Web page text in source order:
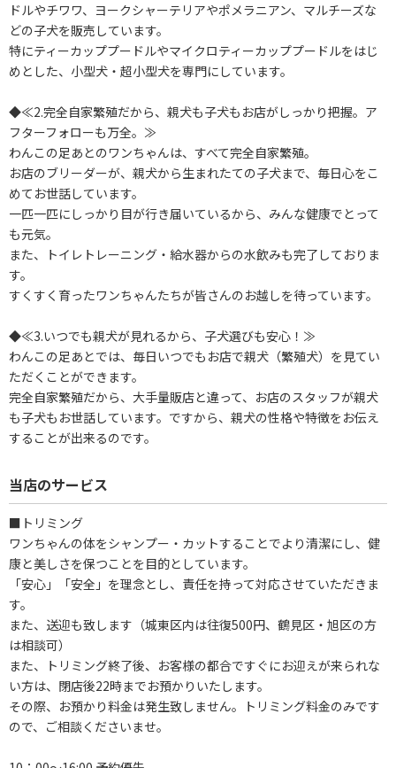
ドルやチワワ、ヨークシャーテリアやポメラニアン、マルチーズな
どの子犬を販売しています。
特にティーカッププードルやマイクロティーカッププードルをはじ
めとした、小型犬・超小型犬を専門にしています。
◆≪2.完全自家繁殖だから、親犬も子犬もお店がしっかり把握。ア
フターフォローも万全。≫
わんこの足あとのワンちゃんは、すべて完全自家繁殖。
お店のブリーダーが、親犬から生まれたての子犬まで、毎日心をこ
めてお世話しています。
一匹一匹にしっかり目が行き届いているから、みんな健康でとって
も元気。
また、トイレトレーニング・給水器からの水飲みも完了しておりま
す。
すくすく育ったワンちゃんたちが皆さんのお越しを待っています。
◆≪3.いつでも親犬が見れるから、子犬選びも安心！≫
わんこの足あとでは、毎日いつでもお店で親犬（繁殖犬）を見てい
ただくことができます。
完全自家繁殖だから、大手量販店と違って、お店のスタッフが親犬
も子犬もお世話しています。ですから、親犬の性格や特徴をお伝え
することが出来るのです。
当店のサービス
■トリミング
ワンちゃんの体をシャンプー・カットすることでより清潔にし、健
康と美しさを保つことを目的としています。
「安心」「安全」を理念とし、責任を持って対応させていただきま
す。
また、送迎も致します（城東区内は往復500円、鶴見区・旭区の方
は相談可）
また、トリミング終了後、お客様の都合ですぐにお迎えが来られな
い方は、閉店後22時までお預かりいたします。
その際、お預かり料金は発生致しません。トリミング料金のみです
ので、ご相談くださいませ。